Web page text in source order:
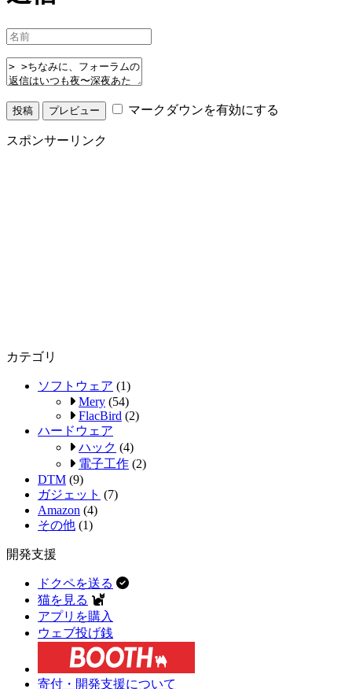
マークダウンを有効にする
スポンサーリンク
カテゴリ
ソフトウェア (1)
Mery (54)
FlacBird (2)
ハードウェア
ハック (4)
電子工作 (2)
DTM (9)
ガジェット (7)
Amazon (4)
その他 (1)
開発支援
ドクペを送る
猫を見る
アプリを購入
ウェブ投げ銭
寄付・開発支援について